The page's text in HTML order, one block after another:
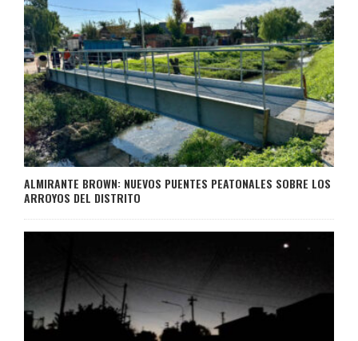
ALMIRANTE BROWN: NUEVOS PUENTES PEATONALES SOBRE LOS
ARROYOS DEL DISTRITO